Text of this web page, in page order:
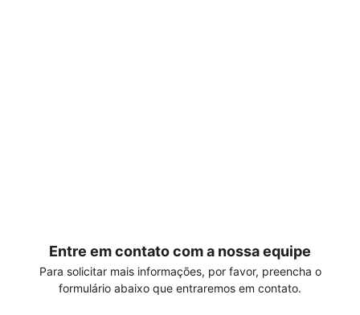
Entre em contato com a nossa equipe
Para solicitar mais informações, por favor, preencha o
formulário abaixo que entraremos em contato.